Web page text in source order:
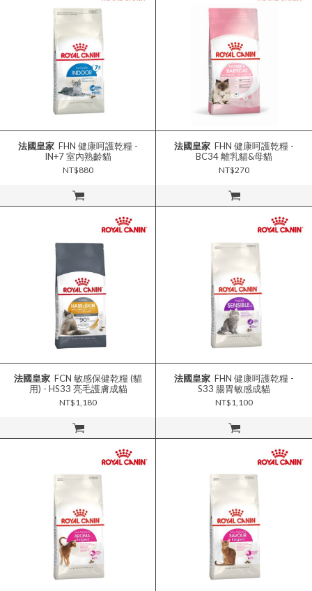
立即購買
法國皇家
IN+7 室內熟齡貓
NT$880
立即購買
法國皇家
BC34 離乳貓&母貓
NT$270
立即購買
法國皇家
用) - HS33 亮毛護膚成貓
NT$1,180
立即購買
法國皇家
S33 腸胃敏感成貓
NT$1,100